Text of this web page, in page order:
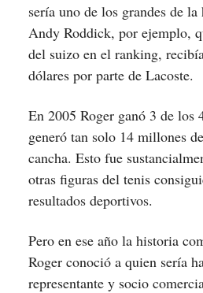
sería uno de los grandes de
Andy Roddick, por ejemplo,
del suizo en el ranking,
dólares por parte de Lacoste.
En 2005 Roger ganó 3 de los
generó tan solo 14 millones
cancha. Esto fue
otras figuras del tenis
resultados deportivos.
Pero en ese año la historia
Roger conoció a quien sería
representante y socio